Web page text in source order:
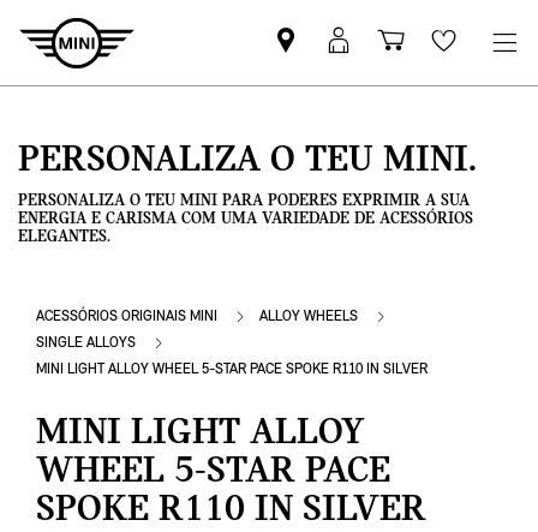
Pesquisar
parceiro
Iniciar
sessão
Carrinho
de
Wishlist
PERSONALIZA O TEU MINI.
PERSONALIZA O TEU MINI PARA PODERES EXPRIMIR A SUA
ENERGIA E CARISMA COM UMA VARIEDADE DE ACESSÓRIOS
ELEGANTES.
ACESSÓRIOS ORIGINAIS MINI
ALLOY WHEELS
SINGLE ALLOYS
MINI LIGHT ALLOY WHEEL 5-STAR PACE SPOKE R110 IN SILVER
MINI LIGHT ALLOY
WHEEL 5-STAR PACE
SPOKE R110 IN SILVER